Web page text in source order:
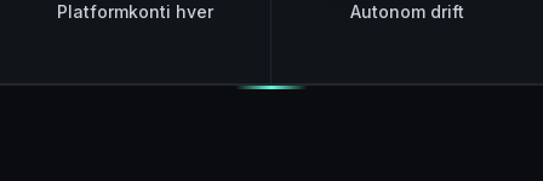
Platformkonti hver Autonom drift